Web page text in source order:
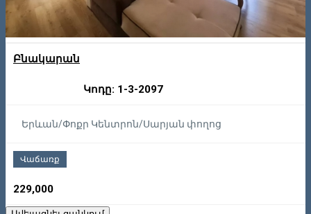
Բնակարան
Կոդը: 1-3-2097
Երևան/Փոքր Կենտրոն/Սարյան փողոց
Վաճառք
229,000